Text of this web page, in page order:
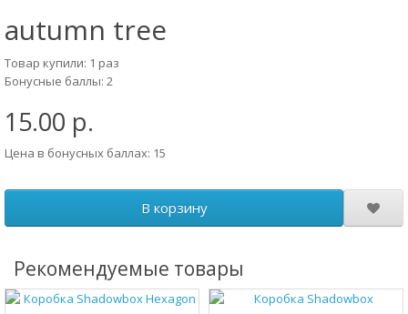
autumn tree
Товар купили: 1 раз
Бонусные баллы: 2
15.00 р.
Цена в бонусных баллах: 15
В корзину
Рекомендуемые товары